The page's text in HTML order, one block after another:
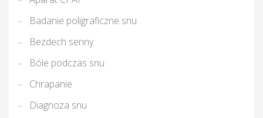
Badanie poligraficzne snu
Bezdech senny
Bóle podczas snu
Chrapanie
Diagnoza snu